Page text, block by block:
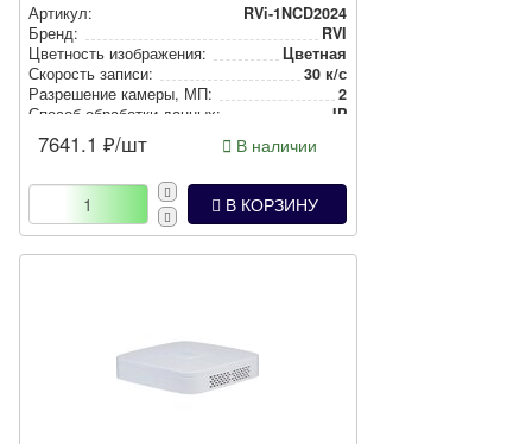
Артикул:
RVi-1NCD2024
Бренд:
RVI
Цветность изоб­ра­же­ния:
Цветная
Скорость записи:
30 к/с
Разрешение камеры, МП:
2
Способ обработки данных:
IP
7641.1 ₽/шт В наличии
В КОРЗИНУ